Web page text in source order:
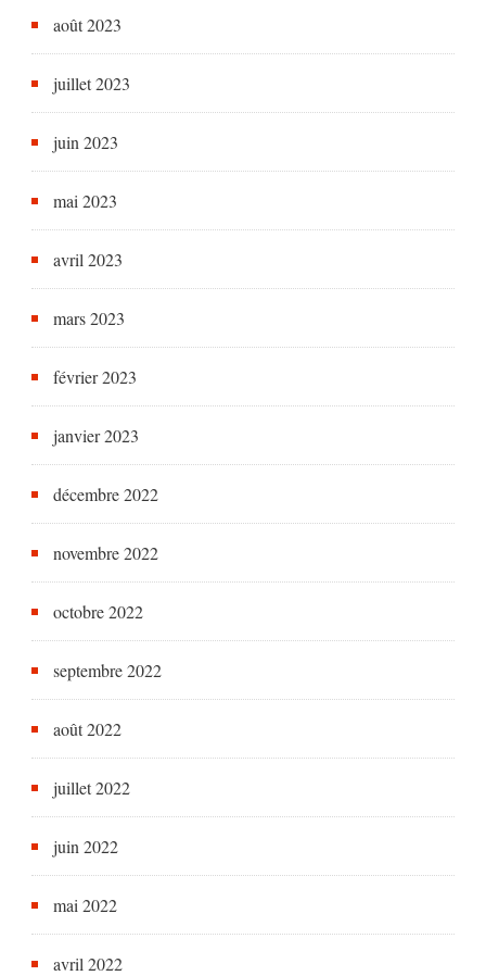
août 2023
juillet 2023
juin 2023
mai 2023
avril 2023
mars 2023
février 2023
janvier 2023
décembre 2022
novembre 2022
octobre 2022
septembre 2022
août 2022
juillet 2022
juin 2022
mai 2022
avril 2022